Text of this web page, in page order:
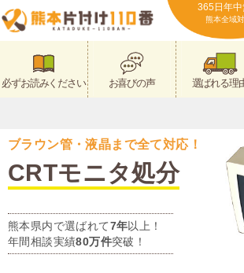
365日年中
熊本全域
必ずお読みください お喜びの声 選ばれる理
ブラウン管・液晶まで全て対応！
CRTモニタ処分
熊本県内で選ばれて7年以上！
年間相談実績80万件突破！